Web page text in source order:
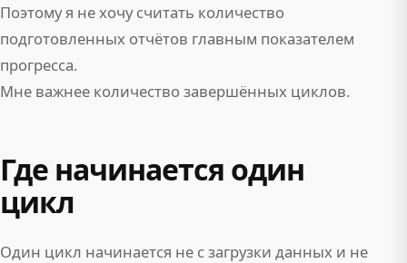
Поэтому я не хочу считать количество
подготовленных отчётов главным показателем
прогресса.
Мне важнее количество завершённых циклов.
Где начинается один
цикл
Один цикл начинается не с загрузки данных и не